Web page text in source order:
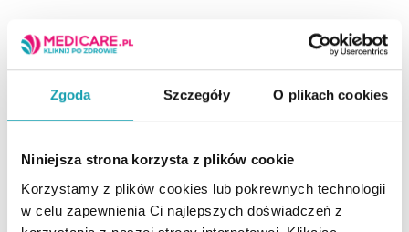
Zgoda Szczegóły O plikach cookies
Niniejsza strona korzysta z plików cookie
Korzystamy z plików cookies lub pokrewnych technologii
w celu zapewnienia Ci najlepszych doświadczeń z
Przechowywać w oryginalnym opakowaniu, w suchym
miejscu, w temperaturze pokojowej, nie
przekraczającej 25ºC, w sposób niedostępny dla
małych dzieci.
Ostrzeżenia
Nie stosować w przypadku nadwrażliwości na
którykolwiek składnik produktu.
Nie należy przekraczać zalecanej porcji do spożycia w